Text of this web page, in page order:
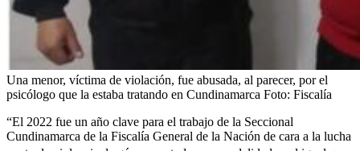
Una menor, víctima de violación, fue abusada, al parecer, por el
psicólogo que la estaba tratando en Cundinamarca Foto: Fiscalía
“El 2022 fue un año clave para el trabajo de la Seccional
Cundinamarca de la Fiscalía General de la Nación de cara a la lucha